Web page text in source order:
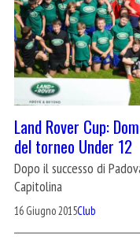
Land Rover Cup:
del torneo Under 12
Dopo il successo di
Capitolina
16 Giugno 2015Club